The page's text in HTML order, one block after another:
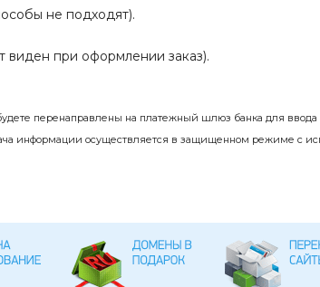
не подходят).
виден при оформлении заказ).
перенаправлены на платежный шлюз банка для
информации осуществляется в защищенном режиме с